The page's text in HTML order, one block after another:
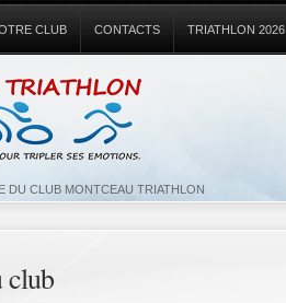
DU CLUB MONTCEAU TRIATHLON
CLUB CONTACTS TRIATHLON 2026
club